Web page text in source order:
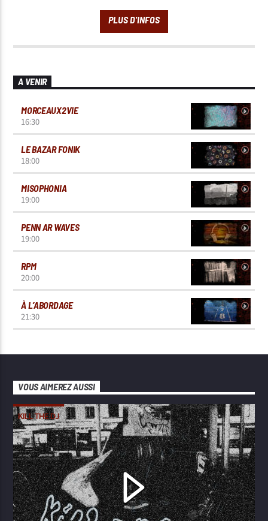
A VENIR
MORCEAUX2VIE
16:30
LE BAZAR FONIK
18:00
MISOPHONIA
19:00
PENN AR WAVES
19:00
RPM
20:00
À L’ABORDAGE
21:30
VOUS AIMEREZ AUSSI
KILL THE DJ